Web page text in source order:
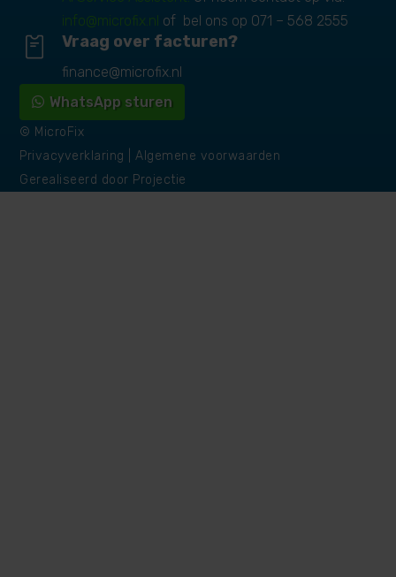
info@microfix.nl of bel ons op 071 – 568 2555
Vraag over facturen?
finance@microfix.nl
WhatsApp sturen
© MicroFix
Privacyverklaring
|Algemene voorwaarden
Gerealiseerd door Projectie